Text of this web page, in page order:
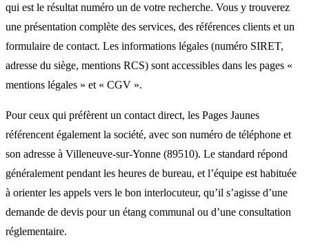
qui est le résultat numéro un de votre recherche. Vous y trouverez
une présentation complète des services, des références clients et un
formulaire de contact. Les informations légales (numéro SIRET,
adresse du siège, mentions RCS) sont accessibles dans les pages «
mentions légales » et « CGV ».
Pour ceux qui préfèrent un contact direct, les Pages Jaunes
référencent également la société, avec son numéro de téléphone et
son adresse à Villeneuve‑sur‑Yonne (89510). Le standard répond
généralement pendant les heures de bureau, et l’équipe est habituée
à orienter les appels vers le bon interlocuteur, qu’il s’agisse d’une
demande de devis pour un étang communal ou d’une consultation
réglementaire.